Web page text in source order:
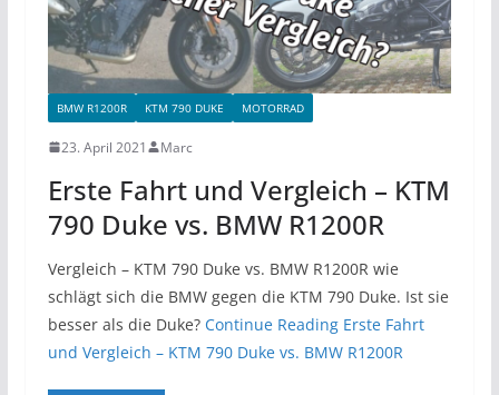
BMW R1200R KTM 790 DUKE MOTORRAD
23. April 2021 Marc
Erste Fahrt und Vergleich – KTM
790 Duke vs. BMW R1200R
Vergleich – KTM 790 Duke vs. BMW R1200R wie
schlägt sich die BMW gegen die KTM 790 Duke. Ist sie
besser als die Duke? Continue ReadingErste Fahrt
und Vergleich – KTM 790 Duke vs. BMW R1200R